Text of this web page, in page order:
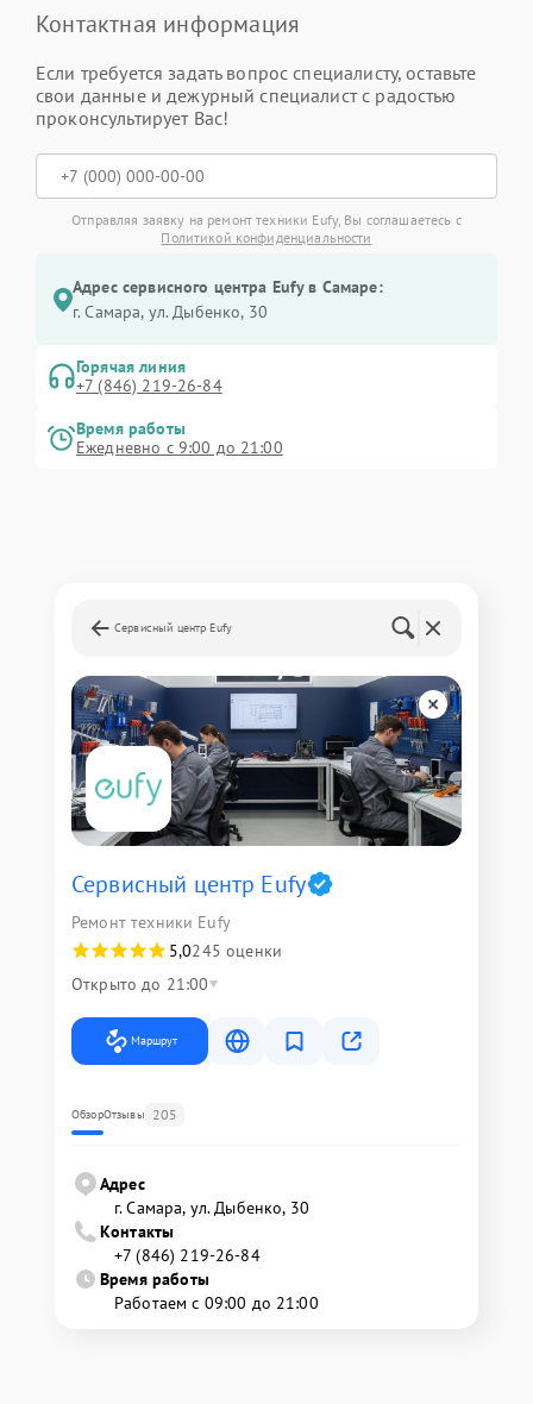
Контактная информация
Если требуется задать вопрос специалисту, оставьте
свои данные и дежурный специалист с радостью
проконсультирует Вас!
Отправляя заявку на ремонт техники Eufy, Вы соглашаетесь с
Политикой конфиденциальности
Адрес сервисного центра Eufy в Самаре:
г. Самара, ул. Дыбенко, 30
Горячая линия
+7 (846) 219-26-84
Время работы
Ежедневно с 9:00 до 21:00
Сервисный центр Eufy
Сервисный центр Eufy
Ремонт техники Eufy
5,0245 оценки
Открыто до 21:00
Маршрут
ОбзорОтзывы 205
Адрес
г. Самара, ул. Дыбенко, 30
Контакты
+7 (846) 219-26-84
Время работы
Работаем с 09:00 до 21:00